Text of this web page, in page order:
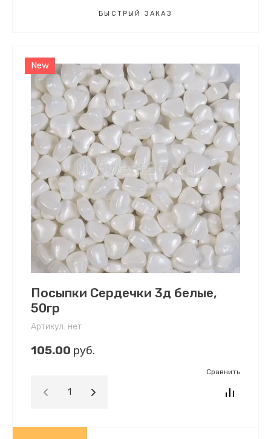
БЫСТРЫЙ ЗАКАЗ
New
Посыпки Сердечки 3д белые,
50гр
Артикул: нет
105.00 руб.
Сравнить